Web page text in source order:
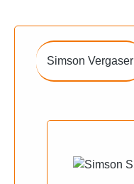
Simson Vergaser